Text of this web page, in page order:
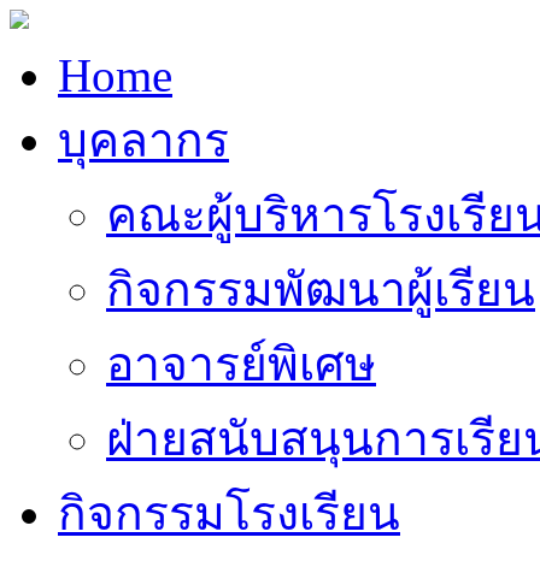
Home
บุคลากร
คณะผู้บริหารโรงเรีย
กิจกรรมพัฒนาผู้เรียน
อาจารย์พิเศษ
ฝ่ายสนับสนุนการเรี
กิจกรรมโรงเรียน